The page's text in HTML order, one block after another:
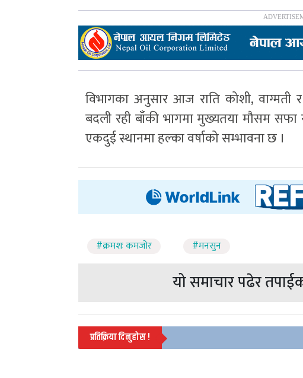
विभागका अनुसार आज राति कोशी,
बदली रही बाँकी भागमा मुख्यतया मौसम
एकदुई स्थानमा हल्का वर्षाको सम्भावना छ ।
#क्रमशः कमजोर #मनसुन
यो समाचार पढेर
प्रतिक्रिया दिनुहोस !